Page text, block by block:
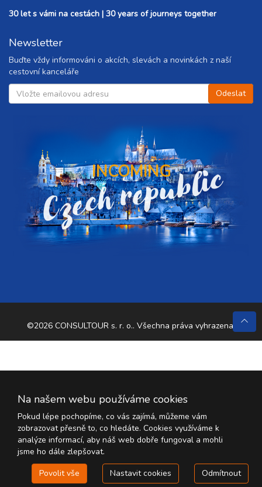
30 let s vámi na cestách | 30 years of journeys together
Newsletter
Buďte vždy informováni o akcích, slevách a novinkách z naší
cestovní kanceláře
INCOMING
Czech republic
©2026 CONSULTOUR s. r. o.. Všechna práva vyhrazena.
Na našem webu používáme cookies
Pokud lépe pochopíme, co vás zajímá, můžeme vám
zobrazovat přesně to, co hledáte. Cookies využíváme k
analýze informací, aby náš web dobře fungoval a mohli
jsme ho dále zlepšovat.
Povolit vše
Nastavit cookies Odmítnout